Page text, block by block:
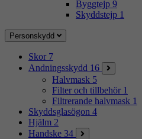
Byggtejp 9
Skyddstejp 1
Personskydd
Skor 7
Andningsskydd 16
Halvmask 5
Filter och tillbehör 1
Filtrerande halvmask 1
Skyddsglasögon 4
Hjälm 2
Handske 34